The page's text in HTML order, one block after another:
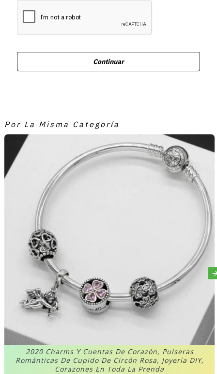
Continuar
Por La Misma Categoría
2020 Charms Y Cuentas De Corazón, Pulseras
Románticas De Cupido De Circón Rosa, Joyería DIY,
Corazones En Toda La Prenda